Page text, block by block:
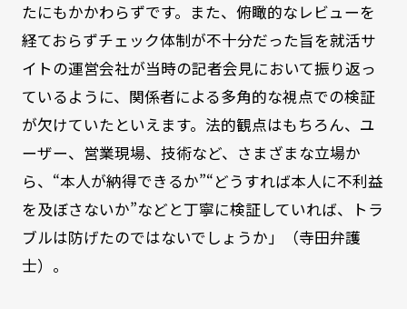
たにもかかわらずです。また、俯瞰的なレビューを
経ておらずチェック体制が不十分だった旨を就活サ
イトの運営会社が当時の記者会見において振り返っ
ているように、関係者による多角的な視点での検証
が欠けていたといえます。法的観点はもちろん、ユ
ーザー、営業現場、技術など、さまざまな立場か
ら、“本人が納得できるか”“どうすれば本人に不利益
を及ぼさないか”などと丁寧に検証していれば、トラ
ブルは防げたのではないでしょうか」（寺田弁護
士）。